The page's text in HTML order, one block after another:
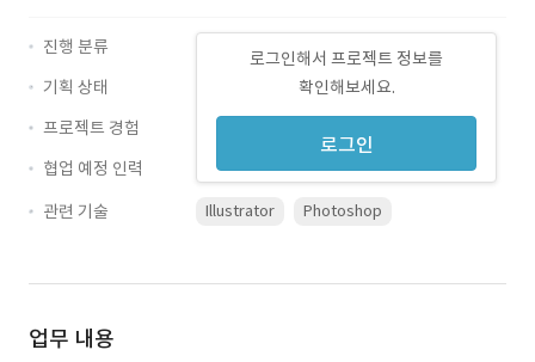
로그인해서 프로젝트 정보를
확인해보세요.
로그인
진행 분류
기획 상태
프로젝트 경험
협업 예정 인력
관련 기술
Illustrator Photoshop
업무 내용